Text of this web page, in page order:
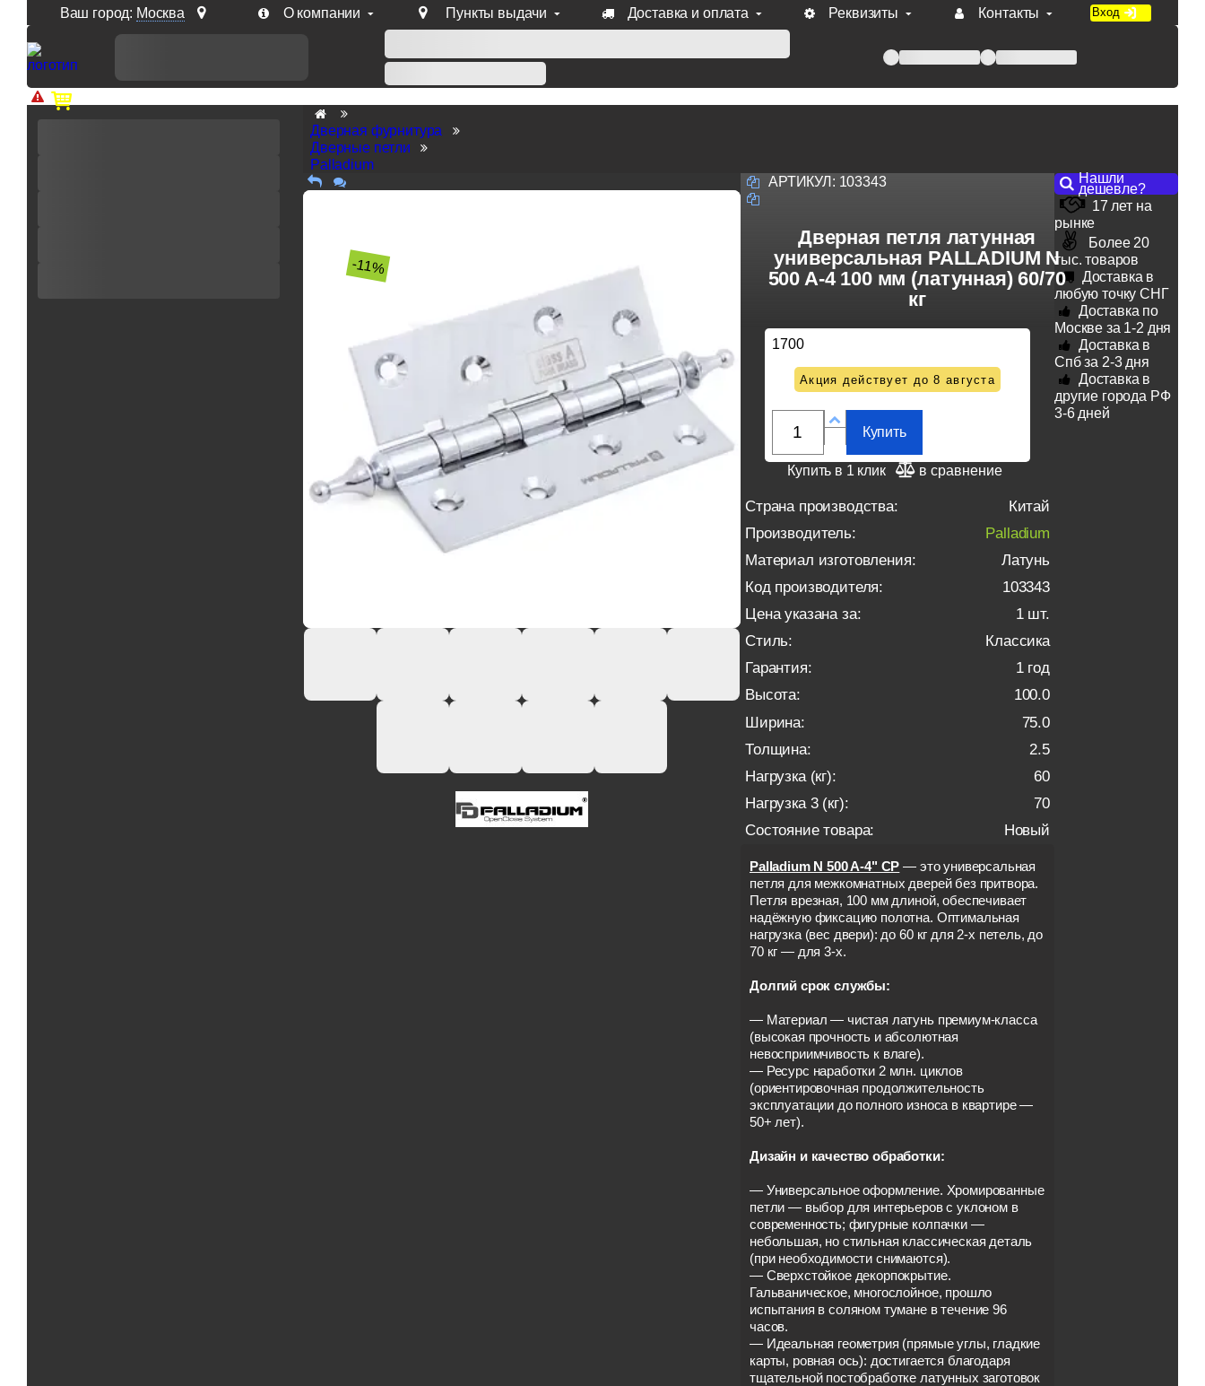
Ваш город: Москва О компании Пункты выдачи Доставка и оплата Реквизиты Контакты Вход
Доп. скидка от цен на сайте 7% при заказе от 50 тыс. руб продукции Venezia, Fratelli, Tupai, Extreza, Melodia, Forme при оплате по счету.
Дверная фурнитура
Дверные петли
Palladium
-11%
АРТИКУЛ: 103343
Дверная петля латунная
универсальная PALLADIUM N
500 A-4 100 мм (латунная) 60/70
кг
1700
Акция действует до 8 августа
Купить
Купить в 1 клик в сравнение
Страна производства:
Китай
Производитель:
Palladium
Материал изготовления:
Латунь
Код производителя:
103343
Цена указана за:
1 шт.
Стиль:
Классика
Гарантия:
1 год
Высота:
100.0
Ширина:
75.0
Толщина:
2.5
Нагрузка (кг):
60
Нагрузка 3 (кг):
70
Состояние товара:
Новый
Palladium N 500 A-4" CP — это универсальная
петля для межкомнатных дверей без притвора.
Петля врезная, 100 мм длиной, обеспечивает
надёжную фиксацию полотна. Оптимальная
нагрузка (вес двери): до 60 кг для 2-х петель, до
70 кг — для 3-х.
Долгий срок службы:
— Материал — чистая латунь премиум-класса
(высокая прочность и абсолютная
невосприимчивость к влаге).
— Ресурс наработки 2 млн. циклов
(ориентировочная продолжительность
эксплуатации до полного износа в квартире —
50+ лет).
Дизайн и качество обработки:
— Универсальное оформление. Хромированные
петли — выбор для интерьеров с уклоном в
современность; фигурные колпачки —
небольшая, но стильная классическая деталь
(при необходимости снимаются).
— Сверхстойкое декорпокрытие.
Гальваническое, многослойное, прошло
испытания в соляном тумане в течение 96
часов.
— Идеальная геометрия (прямые углы, гладкие
карты, ровная ось): достигается благодаря
тщательной постобработке латунных заготовок
Нашли
дешевле?
17 лет на
рынке
Более 20
тыс. товаров
Доставка в
любую точку СНГ
Доставка по
Москве за 1-2 дня
Доставка в
Спб за 2-3 дня
Доставка в
другие города РФ
3-6 дней